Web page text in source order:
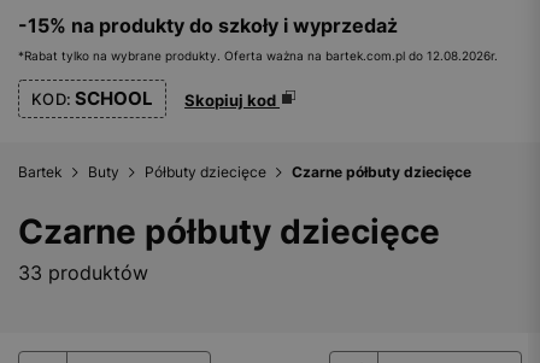
-15% na produkty do szkoły i wyprzedaż
*Rabat tylko na wybrane produkty. Oferta ważna na bartek.com.pl do 12.08.2026r.
KOD: SCHOOL Skopiuj kod
Bartek Buty Półbuty dziecięce Czarne półbuty dziecięce
Czarne półbuty dziecięce
33 produktów